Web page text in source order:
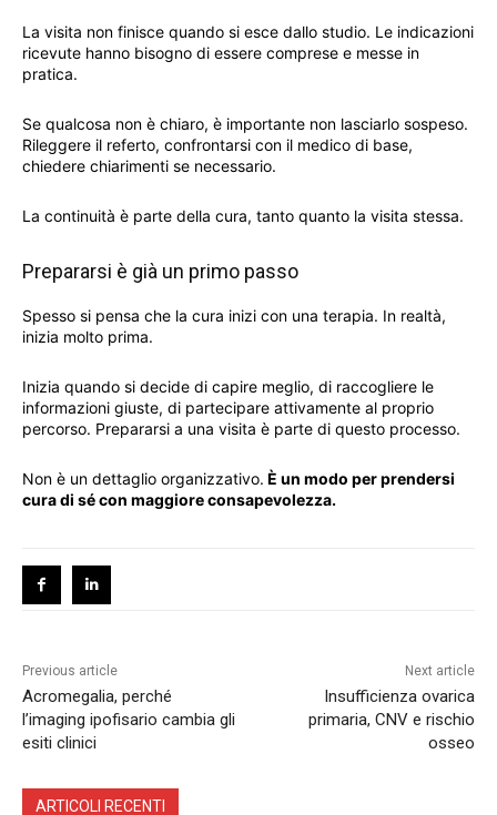
La visita non finisce quando si esce dallo studio. Le indicazioni
ricevute hanno bisogno di essere comprese e messe in
pratica.
Se qualcosa non è chiaro, è importante non lasciarlo sospeso.
Rileggere il referto, confrontarsi con il medico di base,
chiedere chiarimenti se necessario.
La continuità è parte della cura, tanto quanto la visita stessa.
Prepararsi è già un primo passo
Spesso si pensa che la cura inizi con una terapia. In realtà,
inizia molto prima.
Inizia quando si decide di capire meglio, di raccogliere le
informazioni giuste, di partecipare attivamente al proprio
percorso. Prepararsi a una visita è parte di questo processo.
Non è un dettaglio organizzativo. È un modo per prendersi
cura di sé con maggiore consapevolezza.
Previous article
Acromegalia, perché
l’imaging ipofisario cambia gli
esiti clinici
Next article
Insufficienza ovarica
primaria, CNV e rischio
osseo
ARTICOLI RECENTI